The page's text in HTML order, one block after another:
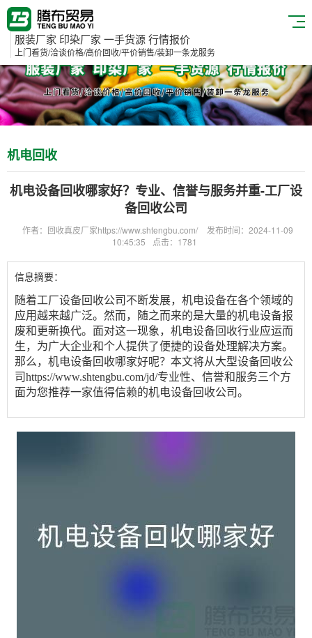
服装厂家 印染厂家 一手货源 行情报价
上门看货/洽谈价格/高价回收/平价销售/装卸一条龙服务
机电回收
机电设备回收哪家好？专业、信誉与服务并重-工厂设
备回收公司
作者：回收真皮厂家https://www.shtengbu.com/
发布时间：2024-11-09
10:45:35
点击：1781
信息摘要：
随着工厂设备回收公司 不断发展，机电设备在各个领域的
应用越来越广泛。然而，随之而来的是大量的机电设备报
废和更新换代。面对这一现象，机电设备回收行业应运而
生，为广大企业和个人提供了便捷的设备处理解决方案。
那么，机电设备回收哪家好呢？本文将从大型设备回收公
司https://www.shtengbu.com/jd/专业性、信誉和服务三个方
面为您推荐一家值得信赖的机电设备回收公司。